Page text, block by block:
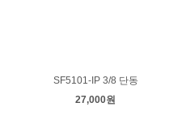
SF5101-IP 3/8 단동
27,000원